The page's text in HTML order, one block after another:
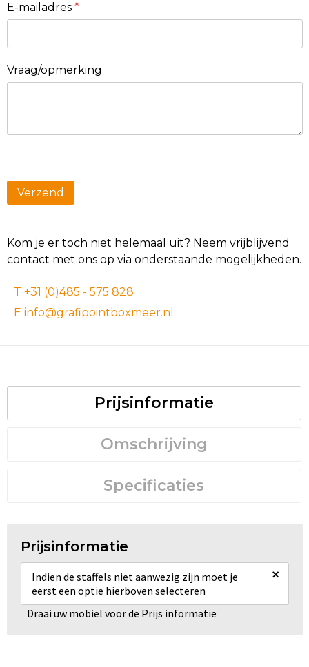
E-mailadres *
Vraag/opmerking
Kom je er toch niet helemaal uit? Neem vrijblijvend
contact met ons op via onderstaande mogelijkheden.
T +31 (0)485 - 575 828
E info@grafipointboxmeer.nl
Prijsinformatie
Omschrijving
Specificaties
Prijsinformatie
Indien de staffels niet aanwezig zijn moet je
eerst een optie hierboven selecteren
×
Draai uw mobiel voor de Prijs informatie